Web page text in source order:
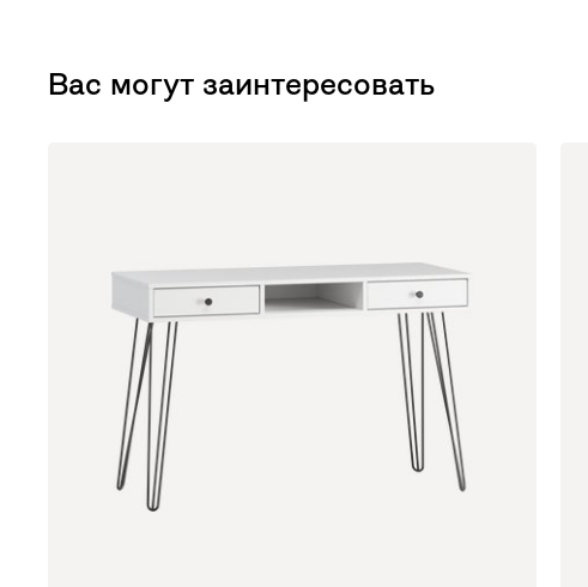
Вас могут заинтересовать